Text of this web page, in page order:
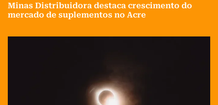
Minas Distribuidora destaca crescimento do
mercado de suplementos no Acre